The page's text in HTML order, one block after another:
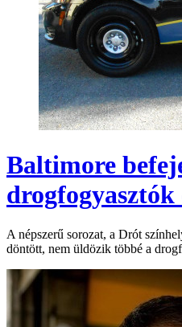
Baltimore
A népszerű sorozat, a Drót
döntött, nem üldözik többé a